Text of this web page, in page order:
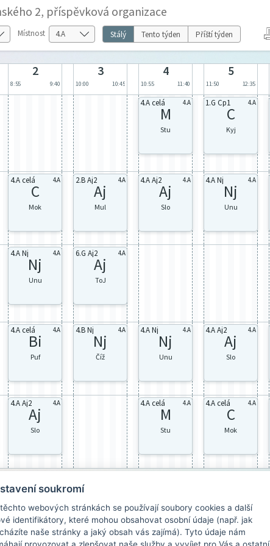
2, příspěvková organizace
Místnost Stálý Tento týden Příští týden
2
8:55 9:40
3
10:00 10:45
4
10:55 11:40
5
11:50 12:35
4.A celá 4.A
M
Stu
1.G Cp1 4.A
C
Kyj
4.A celá 4.A
C
Mok
2.B Aj2 4.A
Aj
Mul
4.A Aj2 4.A
Aj
Slo
4.A Nj 4.A
Nj
Unu
4.A Nj 4.A
Nj
Unu
6.G Aj2 4.A
Aj
ToJ
4.A celá 4.A
Bi
Puf
4.B Nj 4.A
Nj
Číž
4.A Nj 4.A
Nj
Unu
4.A Aj2 4.A
Aj
Slo
4.A Aj2 4.A
Aj
Slo
4.A celá 4.A
M
Stu
4.A celá 4.A
C
Mok
soukromí
webových stránkách se používají soubory cookies a další
identifikátory, které mohou obsahovat osobní údaje (např. jak
naše stránky a jaký obsah vás zajímá). Tyto údaje nám